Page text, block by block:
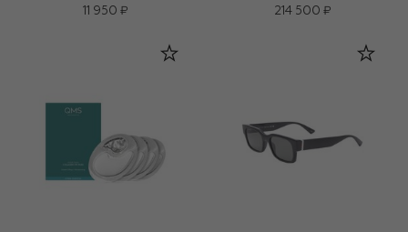
11 950 ₽
214 500 ₽